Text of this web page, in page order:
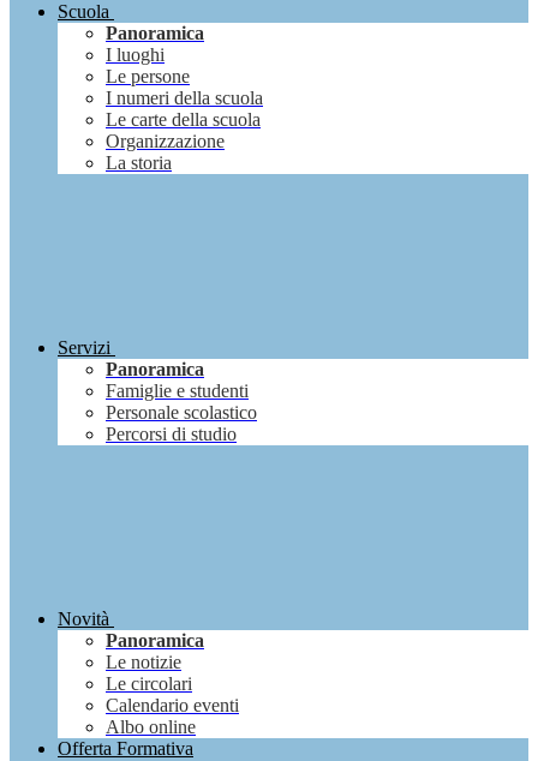
Scuola
Panoramica
I luoghi
Le persone
I numeri della scuola
Le carte della scuola
Organizzazione
La storia
Servizi
Panoramica
Famiglie e studenti
Personale scolastico
Percorsi di studio
Novità
Panoramica
Le notizie
Le circolari
Calendario eventi
Albo online
Offerta Formativa